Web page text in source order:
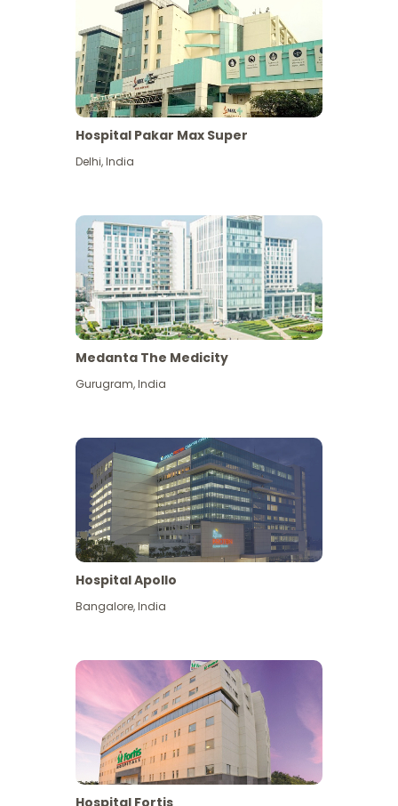
Hospital Pakar Max Super
Delhi,India
Medanta The Medicity
Gurugram,India
Hospital Apollo
Bangalore,India
Hospital Fortis